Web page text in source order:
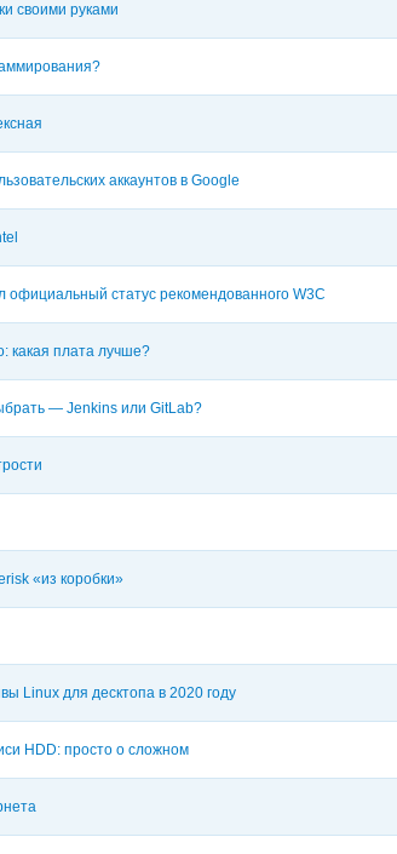
своими руками
аккаунтов в Google
официальный статус рекомендованного W3C
какая плата лучше?
— Jenkins или GitLab?
«из коробки»
Linux для десктопа в 2020 году
HDD: просто о сложном